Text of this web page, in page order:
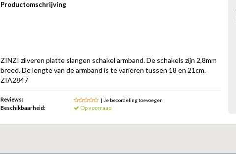
Productomschrijving
ZINZI zilveren platte slangen schakel armband. De schakels zijn 2,8mm
breed. De lengte van de armband is te variëren tussen 18 en 21cm.
ZIA2847
Reviews: | Je beoordeling toevoegen
Beschikbaarheid: Op voorraad